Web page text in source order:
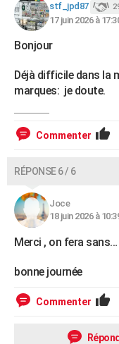
stf_jpd87
17 juin 2026 à
Bonjour
Déjà difficile dans la
marques: je doute.
Commenter
RÉPONSE 6 / 6
Joce
18 juin 2026 à
Merci , on fera sans…
bonne journée
Commenter